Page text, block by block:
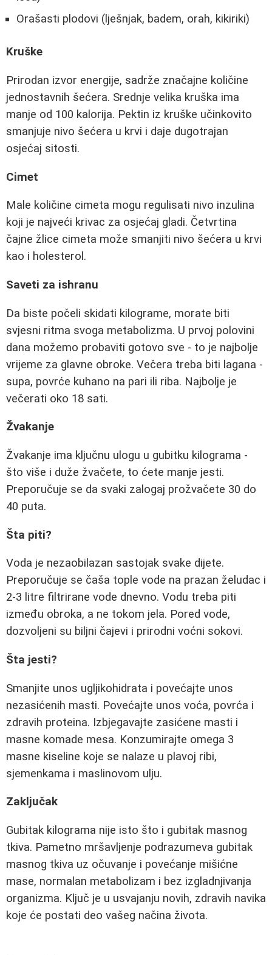
Orašasti plodovi (lješnjak, badem, orah, kikiriki)
Kruške
Prirodan izvor energije, sadrže značajne količine
jednostavnih šećera. Srednje velika kruška ima
manje od 100 kalorija. Pektin iz kruške učinkovito
smanjuje nivo šećera u krvi i daje dugotrajan
osjećaj sitosti.
Cimet
Male količine cimeta mogu regulisati nivo inzulina
koji je najveći krivac za osjećaj gladi. Četvrtina
čajne žlice cimeta može smanjiti nivo šećera u krvi
kao i holesterol.
Saveti za ishranu
Da biste počeli skidati kilograme, morate biti
svjesni ritma svoga metabolizma. U prvoj polovini
dana možemo probaviti gotovo sve - to je najbolje
vrijeme za glavne obroke. Večera treba biti lagana -
supa, povrće kuhano na pari ili riba. Najbolje je
večerati oko 18 sati.
Žvakanje
Žvakanje ima ključnu ulogu u gubitku kilograma -
što više i duže žvačete, to ćete manje jesti.
Preporučuje se da svaki zalogaj prožvačete 30 do
40 puta.
Šta piti?
Voda je nezaobilazan sastojak svake dijete.
Preporučuje se čaša tople vode na prazan želudac i
2-3 litre filtrirane vode dnevno. Vodu treba piti
između obroka, a ne tokom jela. Pored vode,
dozvoljeni su biljni čajevi i prirodni voćni sokovi.
Šta jesti?
Smanjite unos ugljikohidrata i povećajte unos
nezasićenih masti. Povećajte unos voća, povrća i
zdravih proteina. Izbjegavajte zasićene masti i
masne komade mesa. Konzumirajte omega 3
masne kiseline koje se nalaze u plavoj ribi,
sjemenkama i maslinovom ulju.
Zaključak
Gubitak kilograma nije isto što i gubitak masnog
tkiva. Pametno mršavljenje podrazumeva gubitak
masnog tkiva uz očuvanje i povećanje mišićne
mase, normalan metabolizam i bez izgladnjivanja
organizma. Ključ je u usvajanju novih, zdravih navika
koje će postati deo vašeg načina života.